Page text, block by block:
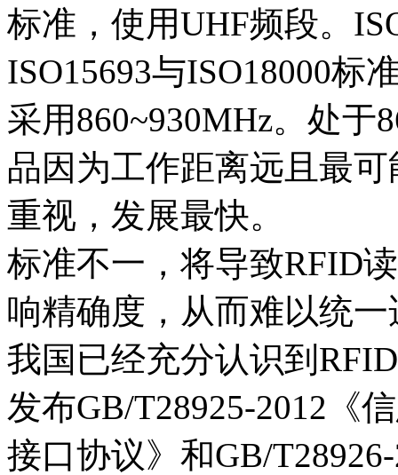
标准，使用UHF频段。
ISO15693与ISO18000标
采用860~930MHz。处于
品因为工作距离远且最
重视，发展最快。
标准不一，将导致RFID
响精确度，从而难以统一
我国已经充分认识到
发布GB/T28925-2012《
接口协议》和GB/